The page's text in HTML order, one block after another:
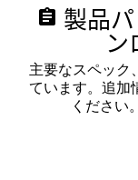
assignment 製品
ン
主要なスペック
ています。追加
ください。